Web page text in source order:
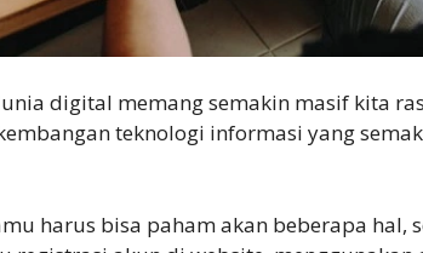
digital memang semakin masif kita
teknologi informasi yang
harus bisa paham akan beberapa hal,